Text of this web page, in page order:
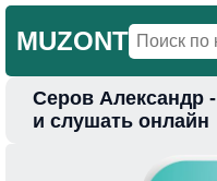
MUZONT
Главная
Серов Александр
и слушать онлайн